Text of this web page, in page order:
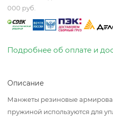
000 руб.
Подробнее об оплате и
Описание
Манжеты резиновые
пружиной используются для